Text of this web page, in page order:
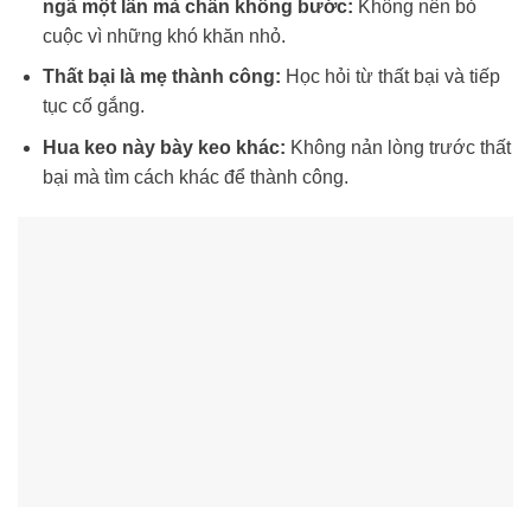
ngã một lần mà chân không bước: Không nên bỏ
cuộc vì những khó khăn nhỏ.
Thất bại là mẹ thành công: Học hỏi từ thất bại và tiếp
tục cố gắng.
Hua keo này bày keo khác: Không nản lòng trước thất
bại mà tìm cách khác để thành công.